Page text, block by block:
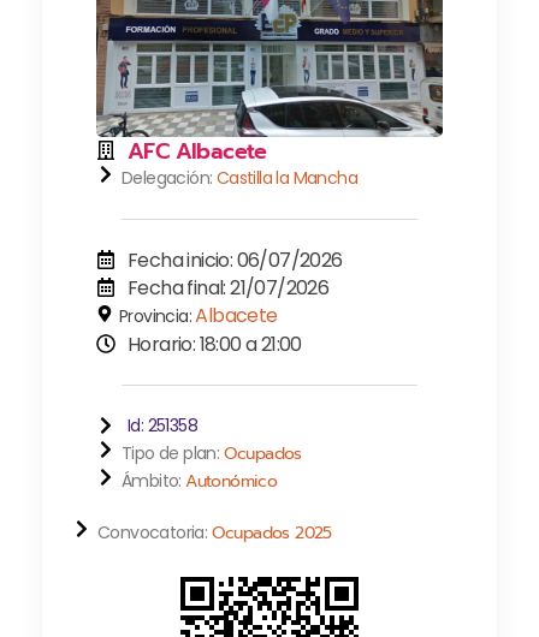
AFC Albacete
Delegación: Castilla la Mancha
Fecha inicio: 06/07/2026
Fecha final: 21/07/2026
Provincia:Albacete
Horario: 18:00 a 21:00
Id: 251358
Tipo de plan: Ocupados
Ámbito:Autonómico
Convocatoria: Ocupados 2025